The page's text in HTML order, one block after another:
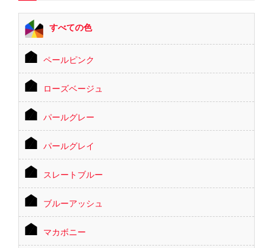
すべての色
ペールピンク
ローズベージュ
パールグレー
パールグレイ
スレートブルー
ブルーアッシュ
マカボニー